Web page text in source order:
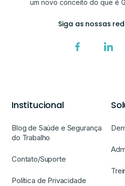
um novo conceito do que é
Siga as nossas
Institucional
Blog de Saúde e Segurança
do Trabalho
Contato/Suporte
Política de Privacidade